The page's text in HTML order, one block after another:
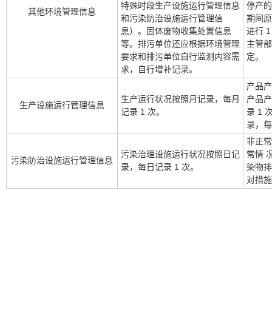
其他环境管理信息
特殊时段生产设施运行管理信息
和污染防治设施运行管理信
息）。固体废物收集处置信息
等。排污单位还应根据环境管理
要求和排污单位自行监测内容需
求，自行增补记录。
停产
期间
进行
主管
定。
生产设施运行管理信息
生产运行状况按照月记录，每月
记录 1 次。
产品
产品
录 1
录，
污染防治设施运行管理信息
污染治理设施运行状况按照日记
录，每日记录 1 次。
非正
常情
染物
对措